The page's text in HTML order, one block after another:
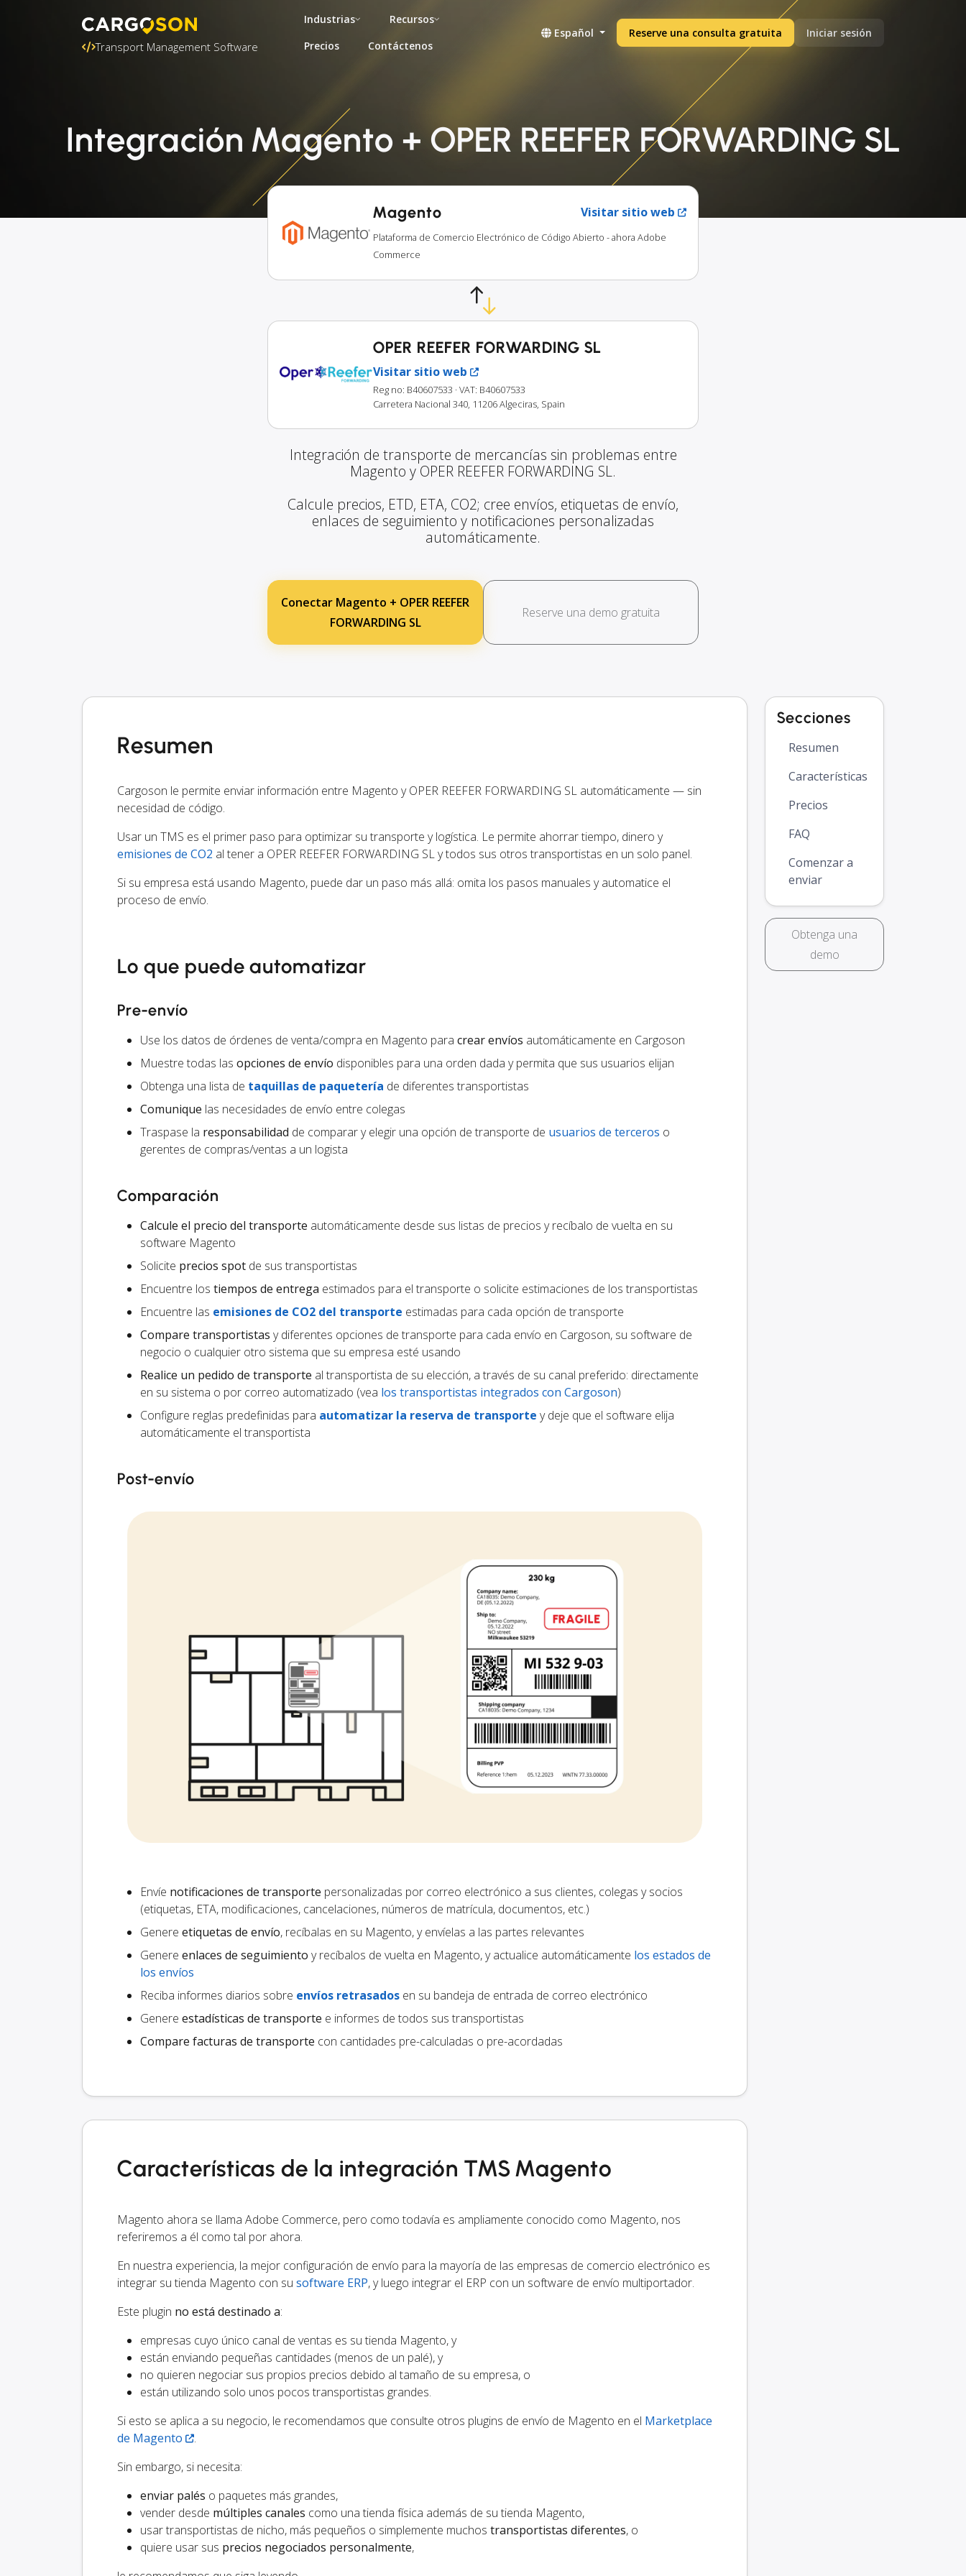
Transport Management Software
Industrias
Recursos
Precios
Contáctenos
Español Reserve una consulta gratuita Iniciar sesión
Integración Magento + OPER REEFER FORWARDING SL
Magento Visitar sitio web
Plataforma de Comercio Electrónico de Código Abierto - ahora Adobe
Commerce
OPER REEFER FORWARDING SL
Visitar sitio web
Reg no: B40607533 · VAT: B40607533
Carretera Nacional 340, 11206 Algeciras, Spain
Integración de transporte de mercancías sin problemas entre
Magento y OPER REEFER FORWARDING SL.
Calcule precios, ETD, ETA, CO2; cree envíos, etiquetas de envío,
enlaces de seguimiento y notificaciones personalizadas
automáticamente.
Conectar Magento + OPER REEFER
FORWARDING SL
Reserve una demo gratuita
Resumen
Cargoson le permite enviar información entre Magento y OPER REEFER FORWARDING SL automáticamente — sin
necesidad de código.
Usar un TMS es el primer paso para optimizar su transporte y logística. Le permite ahorrar tiempo, dinero y
emisiones de CO2 al tener a OPER REEFER FORWARDING SL y todos sus otros transportistas en un solo panel.
Si su empresa está usando Magento, puede dar un paso más allá: omita los pasos manuales y automatice el
proceso de envío.
Lo que puede automatizar
Pre-envío
Use los datos de órdenes de venta/compra en Magento para crear envíos automáticamente en Cargoson
Muestre todas las opciones de envío disponibles para una orden dada y permita que sus usuarios elijan
Obtenga una lista de taquillas de paquetería de diferentes transportistas
Comunique las necesidades de envío entre colegas
Traspase la responsabilidad de comparar y elegir una opción de transporte de usuarios de terceros o
gerentes de compras/ventas a un logista
Comparación
Calcule el precio del transporte automáticamente desde sus listas de precios y recíbalo de vuelta en su
software Magento
Solicite precios spot de sus transportistas
Encuentre los tiempos de entrega estimados para el transporte o solicite estimaciones de los transportistas
Encuentre las emisiones de CO2 del transporte estimadas para cada opción de transporte
Compare transportistas y diferentes opciones de transporte para cada envío en Cargoson, su software de
negocio o cualquier otro sistema que su empresa esté usando
Realice un pedido de transporte al transportista de su elección, a través de su canal preferido: directamente
en su sistema o por correo automatizado (vea los transportistas integrados con Cargoson)
Configure reglas predefinidas para automatizar la reserva de transporte y deje que el software elija
automáticamente el transportista
Post-envío
Envíe notificaciones de transporte personalizadas por correo electrónico a sus clientes, colegas y socios
(etiquetas, ETA, modificaciones, cancelaciones, números de matrícula, documentos, etc.)
Genere etiquetas de envío, recíbalas en su Magento, y envíelas a las partes relevantes
Genere enlaces de seguimiento y recíbalos de vuelta en Magento, y actualice automáticamente los estados de
los envíos
Reciba informes diarios sobre envíos retrasados en su bandeja de entrada de correo electrónico
Genere estadísticas de transporte e informes de todos sus transportistas
Compare facturas de transporte con cantidades pre-calculadas o pre-acordadas
Características de la integración TMS Magento
Magento ahora se llama Adobe Commerce, pero como todavía es ampliamente conocido como Magento, nos
referiremos a él como tal por ahora.
En nuestra experiencia, la mejor configuración de envío para la mayoría de las empresas de comercio electrónico es
integrar su tienda Magento con su software ERP, y luego integrar el ERP con un software de envío multiportador.
Este plugin no está destinado a:
empresas cuyo único canal de ventas es su tienda Magento, y
están enviando pequeñas cantidades (menos de un palé), y
no quieren negociar sus propios precios debido al tamaño de su empresa, o
están utilizando solo unos pocos transportistas grandes.
Si esto se aplica a su negocio, le recomendamos que consulte otros plugins de envío de Magento en el Marketplace
de Magento
.
Sin embargo, si necesita:
enviar palés o paquetes más grandes,
vender desde múltiples canales como una tienda física además de su tienda Magento,
usar transportistas de nicho, más pequeños o simplemente muchos transportistas diferentes, o
quiere usar sus precios negociados personalmente,
Secciones
Resumen
Características
Precios
FAQ
Comenzar a
enviar
Obtenga una
demo